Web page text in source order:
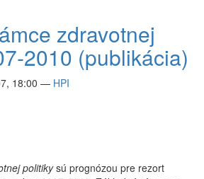
zdravotnej
2010 (publikácia)
18:00 — HPI
politikysú prognózou pre rezort